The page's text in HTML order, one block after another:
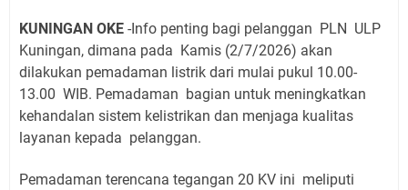
KUNINGAN OKE -Info penting bagi pelanggan PLN ULP
Kuningan, dimana pada Kamis (2/7/2026) akan
dilakukan pemadaman listrik dari mulai pukul 10.00-
13.00 WIB. Pemadaman bagian untuk meningkatkan
kehandalan sistem kelistrikan dan menjaga kualitas
layanan kepada pelanggan.
Pemadaman terencana tegangan 20 KV ini meliputi